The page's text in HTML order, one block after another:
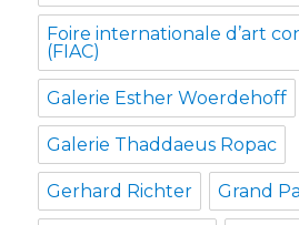
Foire internationale d’art
(FIAC)
Galerie Esther Woerdehoff
Galerie Thaddaeus Ropac
Gerhard Richter Grand